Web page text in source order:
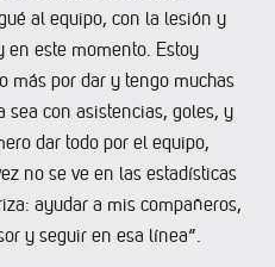
al equipo, con la lesión y
en este momento. Estoy
más por dar y tengo muchas
sea con asistencias, goles, y
dar todo por el equipo,
no se ve en las estadísticas
ayudar a mis compañeros,
y seguir en esa línea”.